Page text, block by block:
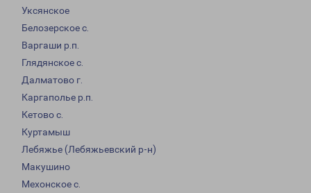
Уксянское
Белозерское с.
Варгаши р.п.
Глядянское с.
Далматово г.
Каргаполье р.п.
Кетово с.
Куртамыш
Лебяжье (Лебяжьевский р-н)
Макушино
Мехонское с.